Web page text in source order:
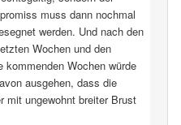
muss dann nochmal
werden. Und nach den
Wochen und den
kommenden Wochen würde
ausgehen, dass die
mit ungewohnt breiter Brust